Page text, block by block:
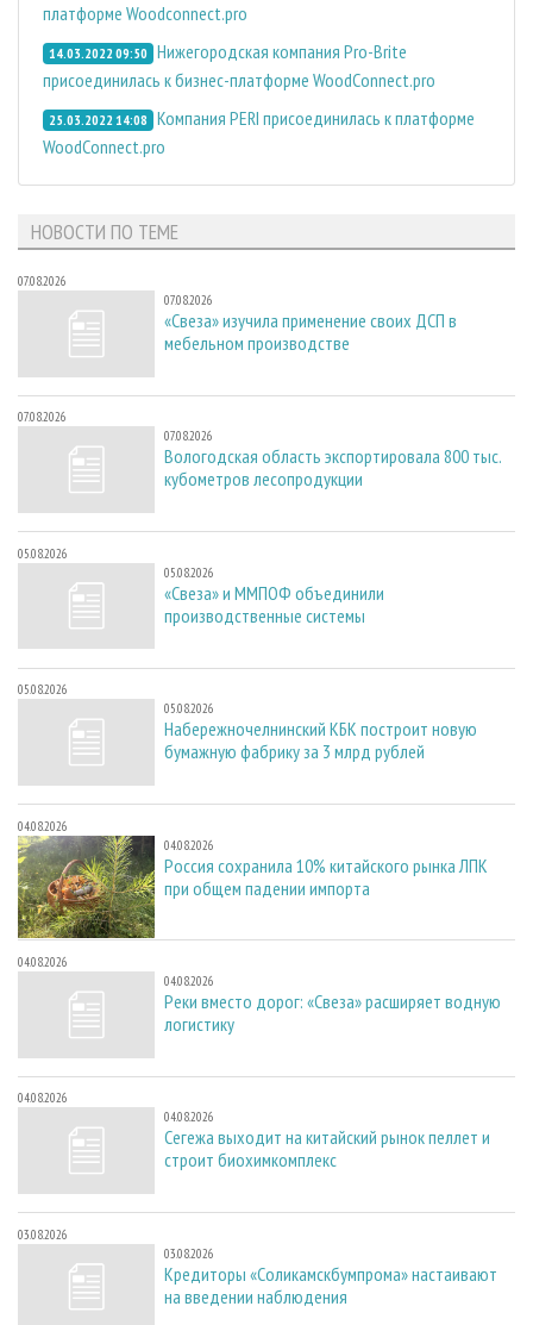
платформе Woodconnect.pro
14.03.2022 09:50 Нижегородская компания Pro-Brite
присоединилась к бизнес-платформе WoodConnect.pro
25.03.2022 14:08 Компания PERI присоединилась к платформе
WoodConnect.pro
НОВОСТИ ПО ТЕМЕ
07.08.2026
07.08.2026
«Свеза» изучила применение своих ДСП в
мебельном производстве
07.08.2026
07.08.2026
Вологодская область экспортировала 800 тыс.
кубометров лесопродукции
05.08.2026
05.08.2026
«Свеза» и ММПОФ объединили
производственные системы
05.08.2026
05.08.2026
Набережночелнинский КБК построит новую
бумажную фабрику за 3 млрд рублей
04.08.2026
04.08.2026
Россия сохранила 10% китайского рынка ЛПК
при общем падении импорта
04.08.2026
04.08.2026
Реки вместо дорог: «Свеза» расширяет водную
логистику
04.08.2026
04.08.2026
Сегежа выходит на китайский рынок пеллет и
строит биохимкомплекс
03.08.2026
03.08.2026
Кредиторы «Соликамскбумпрома» настаивают
на введении наблюдения